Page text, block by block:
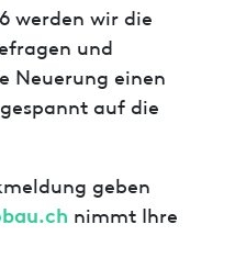
werden wir die
und
Neuerung einen
auf die
geben
nimmt Ihre